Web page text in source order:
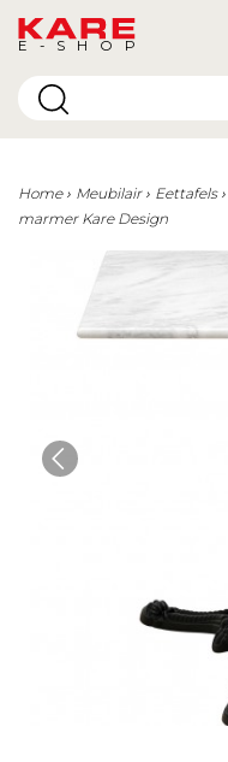
E-SHOP
Home Meubilair Eettafels
marmer Kare Design